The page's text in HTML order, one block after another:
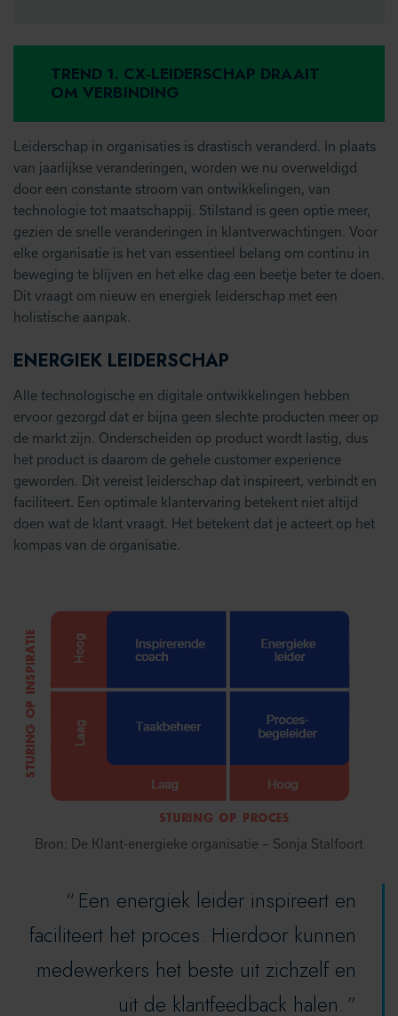
TREND 1. CX-LEIDERSCHAP DRAAIT
OM VERBINDING
Leiderschap in organisaties is drastisch veranderd. In plaats
van jaarlijkse veranderingen, worden we nu overweldigd
door een constante stroom van ontwikkelingen, van
technologie tot maatschappij. Stilstand is geen optie meer,
gezien de snelle veranderingen in klantverwachtingen. Voor
elke organisatie is het van essentieel belang om continu in
beweging te blijven en het elke dag een beetje beter te doen.
Dit vraagt om nieuw en energiek leiderschap met een
holistische aanpak.
ENERGIEK LEIDERSCHAP
Alle technologische en digitale ontwikkelingen hebben
ervoor gezorgd dat er bijna geen slechte producten meer op
de markt zijn. Onderscheiden op product wordt lastig, dus
het product is daarom de gehele customer experience
geworden. Dit vereist leiderschap dat inspireert, verbindt en
faciliteert. Een optimale klantervaring betekent niet altijd
doen wat de klant vraagt. Het betekent dat je acteert op het
kompas van de organisatie.
Bron: De Klant-energieke organisatie – Sonja Stalfoort
Een energiek leider inspireert en
faciliteert het proces. Hierdoor kunnen
medewerkers het beste uit zichzelf en
uit de klantfeedback halen.